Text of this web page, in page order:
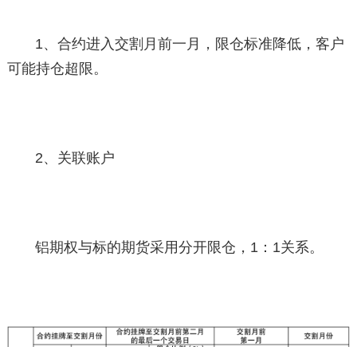
1、合约进入交割月前一月，限仓标准降低，客户
可能持仓超限。
2、关联账户
铝期权与标的期货采用分开限仓，1：1关系。